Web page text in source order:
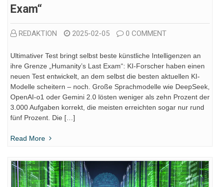
Exam“
REDAKTION 2025-02-05 0 COMMENT
Ultimativer Test bringt selbst beste künstliche Intelligenzen an
ihre Grenze „Humanity’s Last Exam“: KI-Forscher haben einen
neuen Test entwickelt, an dem selbst die besten aktuellen KI-
Modelle scheitern – noch. Große Sprachmodelle wie DeepSeek,
OpenAI-o1 oder Gemini 2.0 lösten weniger als zehn Prozent der
3.000 Aufgaben korrekt, die meisten erreichten sogar nur rund
fünf Prozent. Die […]
Read More